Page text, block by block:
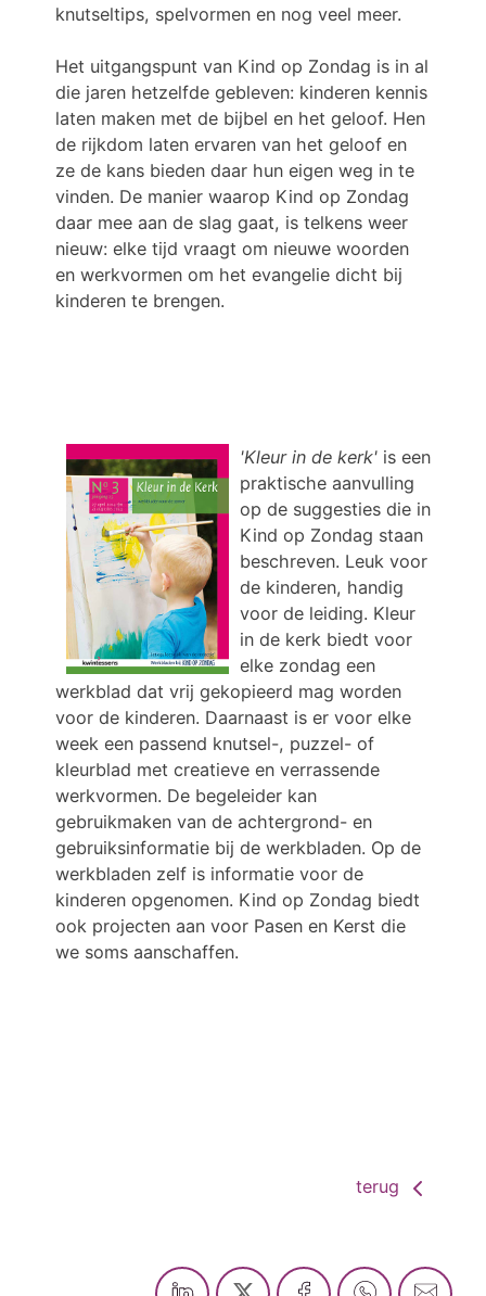
knutseltips, spelvormen en nog veel meer.
Het uitgangspunt van Kind op Zondag is in al
die jaren hetzelfde gebleven: kinderen kennis
laten maken met de bijbel en het geloof. Hen
de rijkdom laten ervaren van het geloof en
ze de kans bieden daar hun eigen weg in te
vinden. De manier waarop Kind op Zondag
daar mee aan de slag gaat, is telkens weer
nieuw: elke tijd vraagt om nieuwe woorden
en werkvormen om het evangelie dicht bij
kinderen te brengen.
'Kleur in de kerk' is een
praktische aanvulling
op de suggesties die in
Kind op Zondag staan
beschreven. Leuk voor
de kinderen, handig
voor de leiding. Kleur
in de kerk biedt voor
elke zondag een
werkblad dat vrij gekopieerd mag worden
voor de kinderen. Daarnaast is er voor elke
week een passend knutsel-, puzzel- of
kleurblad met creatieve en verrassende
werkvormen. De begeleider kan
gebruikmaken van de achtergrond- en
gebruiksinformatie bij de werkbladen. Op de
werkbladen zelf is informatie voor de
kinderen opgenomen. Kind op Zondag biedt
ook projecten aan voor Pasen en Kerst die
we soms aanschaffen.
terug